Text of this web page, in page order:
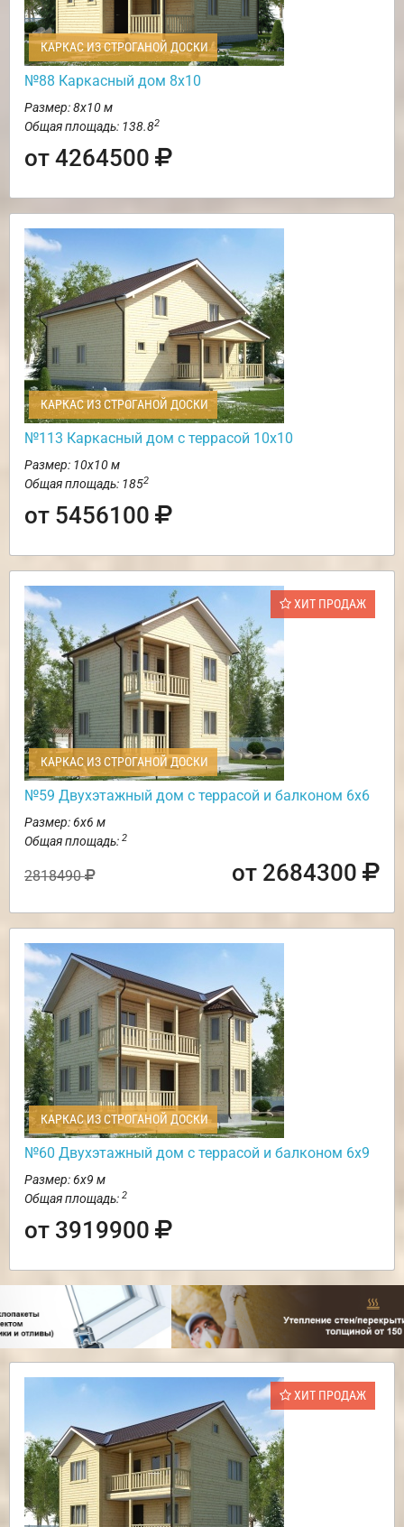
КАРКАС ИЗ СТРОГАНОЙ ДОСКИ
№88 Каркасный дом 8х10
Размер: 8х10 м
Общая площадь: 138.82
от 4264500
КАРКАС ИЗ СТРОГАНОЙ ДОСКИ
№113 Каркасный дом с террасой 10х10
Размер: 10х10 м
Общая площадь: 1852
от 5456100
ХИТ ПРОДАЖ
КАРКАС ИЗ СТРОГАНОЙ ДОСКИ
№59 Двухэтажный дом с террасой и балконом 6х6
Размер: 6х6 м
Общая площадь: 2
2818490 от 2684300
КАРКАС ИЗ СТРОГАНОЙ ДОСКИ
№60 Двухэтажный дом с террасой и балконом 6х9
Размер: 6х9 м
Общая площадь: 2
от 3919900
ХИТ ПРОДАЖ